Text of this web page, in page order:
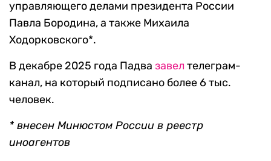
управляющего делами президента России
Павла Бородина, а также Михаила
Ходорковского*.
В декабре 2025 года Падва завел телеграм-
канал, на который подписано более 6 тыс.
человек.
* внесен Минюстом России в реестр
иноагентов